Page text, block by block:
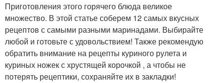
Приготовления этого горячего блюда великое
множество. В этой статье соберем 12 самых вкусных
рецептов с самыми разными маринадами. Выбирайте
любой и готовьте с удовольствием! Также рекомендую
обратить внимание на рецепты куриного рулета и
куриных ножек с хрустящей корочкой , а чтобы не
потерять рецептики, сохраняйте их в закладки!